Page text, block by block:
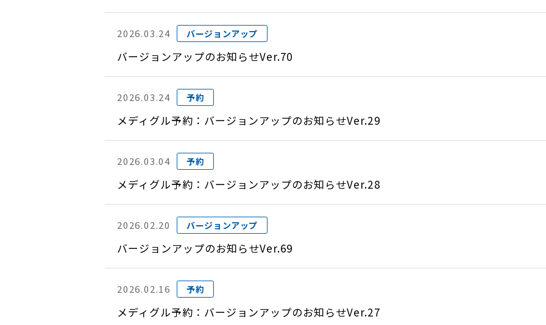
2026.03.24 バージョンアップ
バージョンアップのお知らせVer.70
2026.03.24 予約
メディグル予約：バージョンアップのお知らせVer.29
2026.03.04 予約
メディグル予約：バージョンアップのお知らせVer.28
2026.02.20 バージョンアップ
バージョンアップのお知らせVer.69
2026.02.16 予約
メディグル予約：バージョンアップのお知らせVer.27